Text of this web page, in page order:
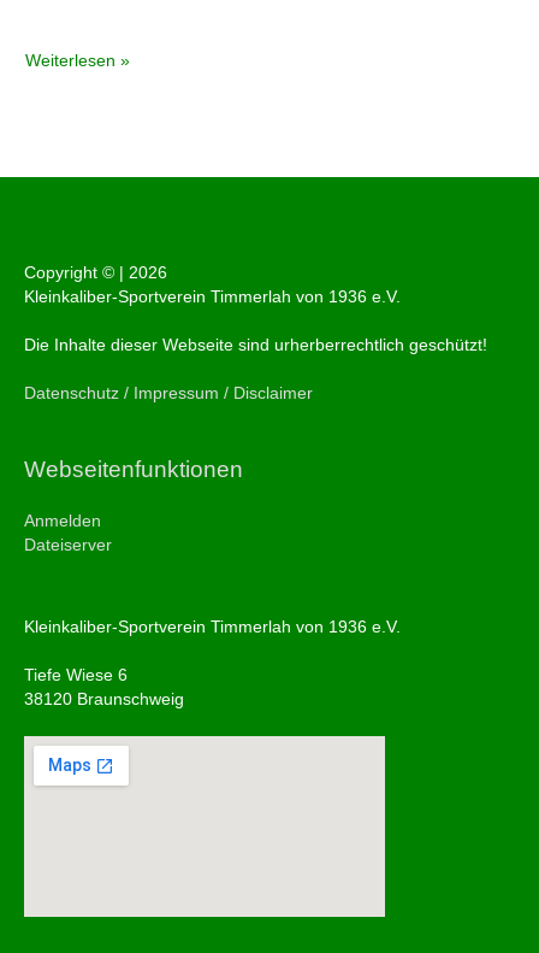
Weiterlesen »
Copyright © | 2026
Kleinkaliber-Sportverein Timmerlah von 1936 e.V.
Die Inhalte dieser Webseite sind urherberrechtlich geschützt!
Datenschutz / Impressum / Disclaimer
Webseitenfunktionen
Anmelden
Dateiserver
Kleinkaliber-Sportverein Timmerlah von 1936 e.V.
Tiefe Wiese 6
38120 Braunschweig